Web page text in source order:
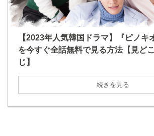
【2023年人気韓国ドラマ】『ピノキ
を今すぐ全話無料で見る方法【見ど
じ】
続きを見る